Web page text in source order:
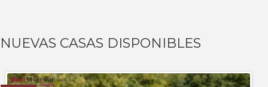
NUEVAS CASAS DISPONIBLES